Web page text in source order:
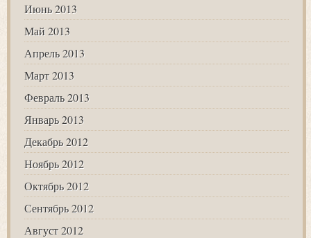
Июнь 2013
Май 2013
Апрель 2013
Март 2013
Февраль 2013
Январь 2013
Декабрь 2012
Ноябрь 2012
Октябрь 2012
Сентябрь 2012
Август 2012